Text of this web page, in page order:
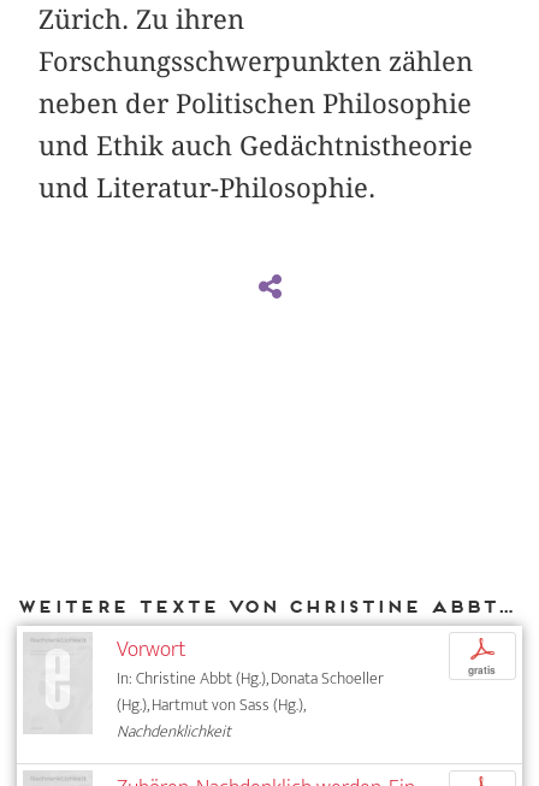
Zürich. Zu ihren
Forschungsschwerpunkten zählen
neben der Politischen Philosophie
und Ethik auch Gedächtnistheorie
und Literatur-Philosophie.
Weitere Texte von Christine Abbt bei DIAPHANES
Vorwort
In: Christine Abbt (Hg.), Donata Schoeller
(Hg.), Hartmut von Sass (Hg.),
Nachdenklichkeit
p
gratis